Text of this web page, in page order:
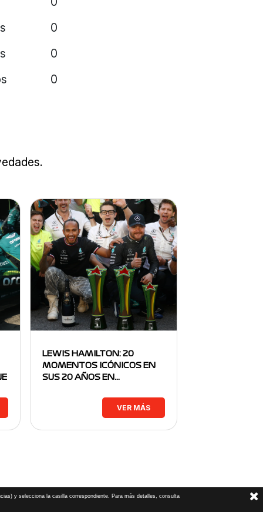
0
0
0
LEWIS HAMILTON: 20
MOMENTOS ICÓNICOS EN
SUS 20 AÑOS EN…
VER MÁS
y selecciona la casilla correspondiente. Para más detalles, consulta